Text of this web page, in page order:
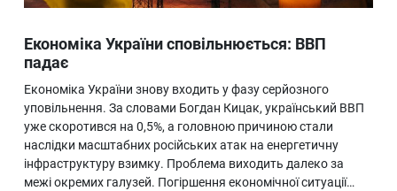
Ukraine
Про нас
Економіка України сповільнюється: ВВП
падає
Економіка України знову входить у фазу серйозного
уповільнення. За словами Богдан Кицак, український ВВП
уже скоротився на 0,5%, а головною причиною стали
наслідки масштабних російських атак на енергетичну
інфраструктуру взимку. Проблема виходить далеко за
межі окремих галузей. Погіршення економічної ситуації…